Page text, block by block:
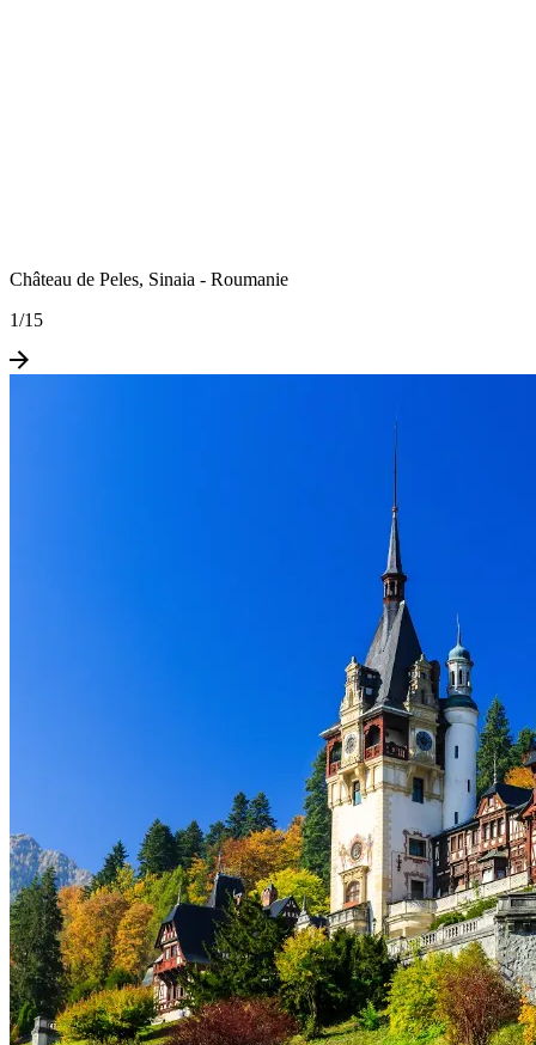
Château de Peles, Sinaia - Roumanie
1/15